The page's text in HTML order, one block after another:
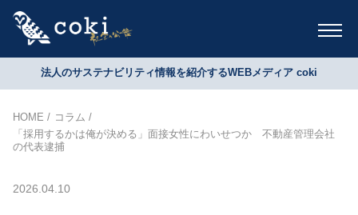
法人のサステナビリティ情報を紹介するWEBメディア coki
HOME
コラム
「採用するかは俺が決める」面接女性にわいせつか 不動産管理会社
の代表逮捕
2026.04.10